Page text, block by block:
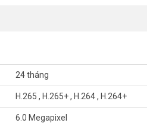
những cảnh báo giả?
giải quyết triệt để vấn đề này. Bạn chỉ
còn là trở ngại
là điểm nhấn đột phá. Bạn có thể lựa
thống. Hoặc hình ảnh có màu sắc
24 tháng
H.265 , H.265+ , H.264 , H.264+
6.0 Megapixel